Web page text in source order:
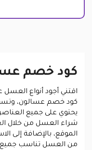
كود خصم
اقتني أجود أنواع
كود خصم عسالون،
يحتوي على جميع
شراء العسل من خلال
الموقع، بالإضافة إلى
من العسل تناسب جميع